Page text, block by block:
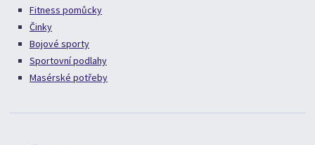
Fitness pomůcky
Činky
Bojové sporty
Sportovní podlahy
Masérské potřeby